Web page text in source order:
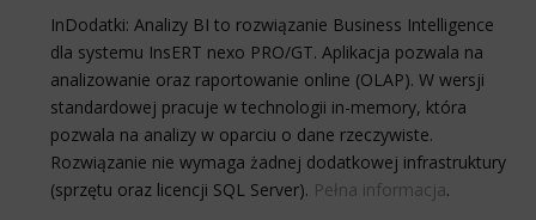
InDodatki: Analizy BI to rozwiązanie Business Intelligence
dla systemu InsERT nexo PRO/GT. Aplikacja pozwala na
analizowanie oraz raportowanie online (OLAP). W wersji
standardowej pracuje w technologii in-memory, która
pozwala na analizy w oparciu o dane rzeczywiste.
Rozwiązanie nie wymaga żadnej dodatkowej infrastruktury
(sprzętu oraz licencji SQL Server). Pełna informacja.